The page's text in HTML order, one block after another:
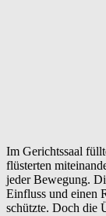
Im Gerichtssaal
flüsterten
jeder Bewegung.
Einfluss und einen
schützte. Doch die